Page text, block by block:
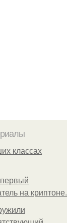
классах
на криптоне.